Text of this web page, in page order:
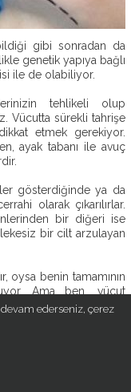
gibi sonradan da
genetik yapıya bağlı
ile de olabiliyor.
tehlikeli olup
Vücutta sürekli tahrişe
etmek gerekiyor.
ayak tabanı ile avuç
gösterdiğinde ya da
olarak çıkarılırlar.
bir diğeri ise
lekesiz bir cilt arzulayan
oysa benin tamamının
Ama ben, vücut
takılıp düşme gibi
Lokal anestezi altında
dikiş ile birleştirilir.
Hem hasta hem
ederseniz, çerez